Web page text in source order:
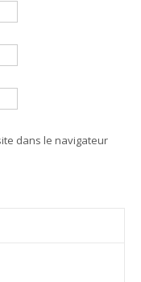
dans le navigateur